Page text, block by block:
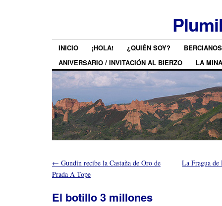
INICIO ¡HOLA! ¿QUIÉN SOY?
ANIVERSARIO / INVITACIÓN AL BIERZO
LA MINA
← Gundín recibe la Castaña de Oro de
Prada A Tope
La Fragua
El botillo 3 millones